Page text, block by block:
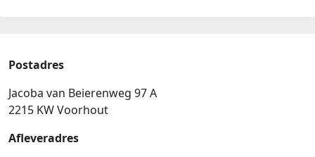
Postadres
Jacoba van Beierenweg 97 A
2215 KW Voorhout
Afleveradres